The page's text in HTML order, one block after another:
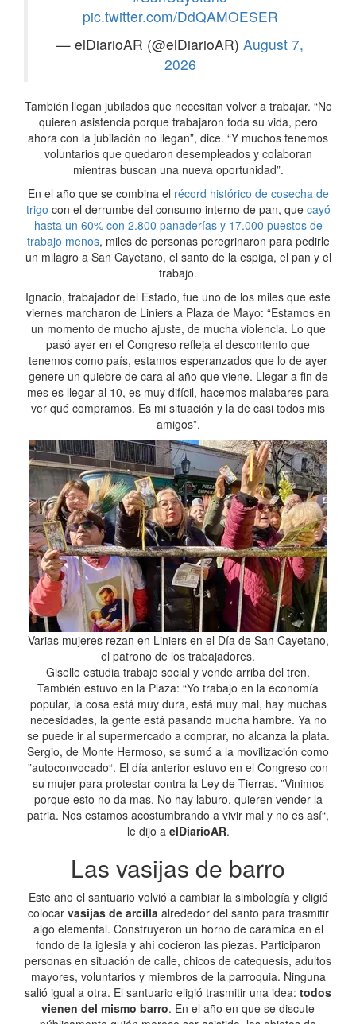
pic.twitter.com/DdQAMOESER
— elDiarioAR (@elDiarioAR) August 7,
2026
También llegan jubilados que necesitan volver a trabajar. “No
quieren asistencia porque trabajaron toda su vida, pero
ahora con la jubilación no llegan”, dice. “Y muchos tenemos
voluntarios que quedaron desempleados y colaboran
mientras buscan una nueva oportunidad”.
En el año que se combina el récord histórico de cosecha de
trigo con el derrumbe del consumo interno de pan, que cayó
hasta un 60% con 2.800 panaderías y 17.000 puestos de
trabajo menos, miles de personas peregrinaron para pedirle
un milagro a San Cayetano, el santo de la espiga, el pan y el
trabajo.
Ignacio, trabajador del Estado, fue uno de los miles que este
viernes marcharon de Liniers a Plaza de Mayo: “Estamos en
un momento de mucho ajuste, de mucha violencia. Lo que
pasó ayer en el Congreso refleja el descontento que
tenemos como país, estamos esperanzados que lo de ayer
genere un quiebre de cara al año que viene. Llegar a fin de
mes es llegar al 10, es muy difícil, hacemos malabares para
ver qué compramos. Es mi situación y la de casi todos mis
amigos”.
Varias mujeres rezan en Liniers en el Día de San Cayetano,
el patrono de los trabajadores.
Giselle estudia trabajo social y vende arriba del tren.
También estuvo en la Plaza: “Yo trabajo en la economía
popular, la cosa está muy dura, está muy mal, hay muchas
necesidades, la gente está pasando mucha hambre. Ya no
se puede ir al supermercado a comprar, no alcanza la plata.
Sergio, de Monte Hermoso, se sumó a la movilización como
”autoconvocado“. El día anterior estuvo en el Congreso con
su mujer para protestar contra la Ley de Tierras. ”Vinimos
porque esto no da mas. No hay laburo, quieren vender la
patria. Nos estamos acostumbrando a vivir mal y no es así“,
le dijo a elDiarioAR.
Las vasijas de barro
Este año el santuario volvió a cambiar la simbología y eligió
colocar vasijas de arcillaalrededor del santo para trasmitir
algo elemental. Construyeron un horno de carámica en el
fondo de la iglesia y ahí cocieron las piezas. Participaron
personas en situación de calle, chicos de catequesis, adultos
mayores, voluntarios y miembros de la parroquia. Ninguna
salió igual a otra. El santuario eligió trasmitir una idea: todos
vienen del mismo barro. En el año en que se discute